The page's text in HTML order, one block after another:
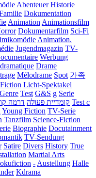
Abenteuer Historie
Dokumentation
Animation Animationsfilm
Dokumentarfilm Sci-Fi
Animation.
Jugendmagazin TV-
Werbung
Drame
Mélodrame Spot 가족
Fiction Licht-Spektakel
Genre Test G&S g Serie
קומדיית פעולה דרמה
Test c
Young Fiction TV-Serie
Tanzfilm Science-Fiction
Biographie Docutainment
TV-Sendung
Satire Divers History True
Martial Arts
- Austellung Halle
Kdrama